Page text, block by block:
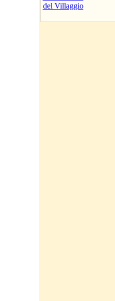
del Villaggio